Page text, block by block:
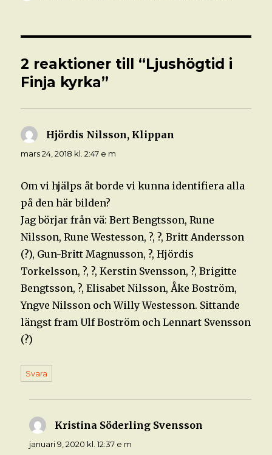
2 reaktioner till “Ljushögtid i
Finja kyrka”
Hjördis Nilsson, Klippan
mars 24, 2018 kl. 2:47 e m
Om vi hjälps åt borde vi kunna identifiera alla
på den här bilden?
Jag börjar från vä: Bert Bengtsson, Rune
Nilsson, Rune Westesson, ?, ?, Britt Andersson
(?), Gun-Britt Magnusson, ?, Hjördis
Torkelsson, ?, ?, Kerstin Svensson, ?, Brigitte
Bengtsson, ?, Elisabet Nilsson, Åke Boström,
Yngve Nilsson och Willy Westesson. Sittande
längst fram Ulf Boström och Lennart Svensson
(?)
Svara
Kristina Söderling Svensson
januari 9, 2020 kl. 12:37 e m